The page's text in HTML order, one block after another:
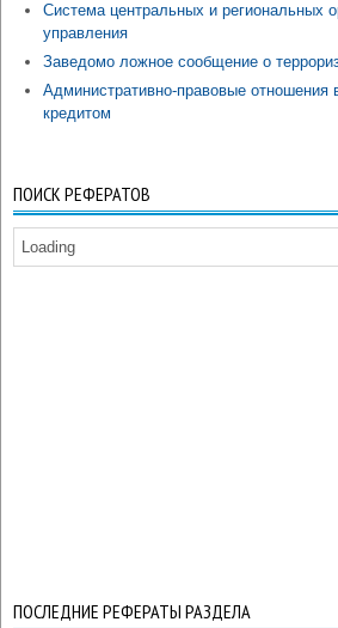
Система центральных и региональных
управления
Заведомо ложное сообщение о
Административно-правовые
кредитом
ПОИСК РЕФЕРАТОВ
Loading
ПОСЛЕДНИЕ РЕФЕРАТЫ РАЗДЕЛА